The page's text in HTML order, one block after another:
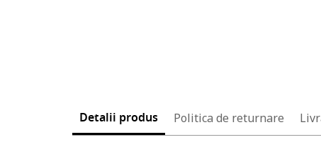
Detalii produs Politica de returnare